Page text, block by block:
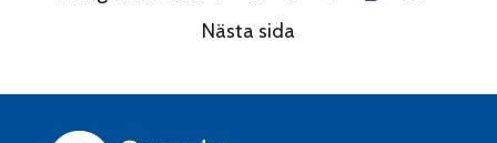
Nästa sida